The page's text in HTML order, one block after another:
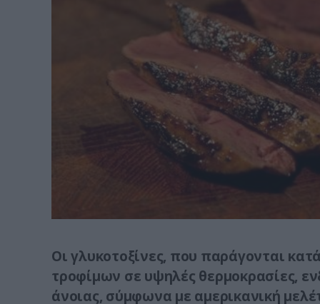
Οι γλυκοτοξίνες, που παράγονται
τροφίμων σε υψηλές θερμοκρασίες,
άνοιας, σύμφωνα με αμερικανική